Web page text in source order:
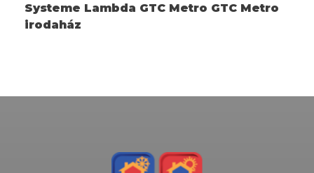
Systeme Lambda GTC Metro GTC Metro
irodaház